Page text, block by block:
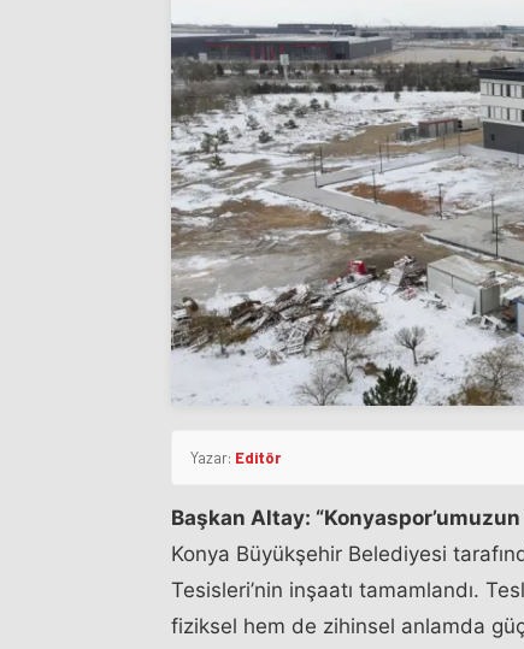
Yazar: Editör
Başkan Altay:
Konya Büyükşehir Belediyesi
Tesisleri’nin inşaatı tamamlandı.
fiziksel hem de zihinsel anlamda